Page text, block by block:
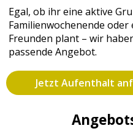
Egal, ob ihr eine aktive
Familienwochenende
Freunden plant – wir
passende Angebot.
Jetzt Aufenthalt